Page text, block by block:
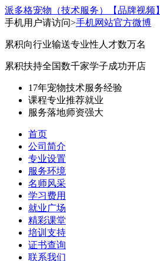
派多格宠物（技术服务）
【品牌视频】
手机用户请访问>手机网站官方微博
累积向行业输送专业性人才数万名
累积扶持全国数千家学子成功开店
17年宠物技术服务经验
课程专业推荐就业
服务落地师资强大
首页
公司简介
专业设置
服务环境
名师风采
学习费用
就业广场
精彩课堂
培训支持
证书查询
联系我们